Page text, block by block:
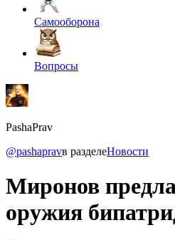
Самооборона
Вопросы
PashaPrav
@pashapravв разделеНовости
Миронов
оружия